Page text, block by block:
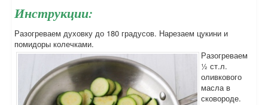
Инструкции:
Разогреваем духовку до 180 градусов. Нарезаем цукини и
помидоры колечками.
Разогреваем
½ ст.л.
оливкового
масла в
сковороде.